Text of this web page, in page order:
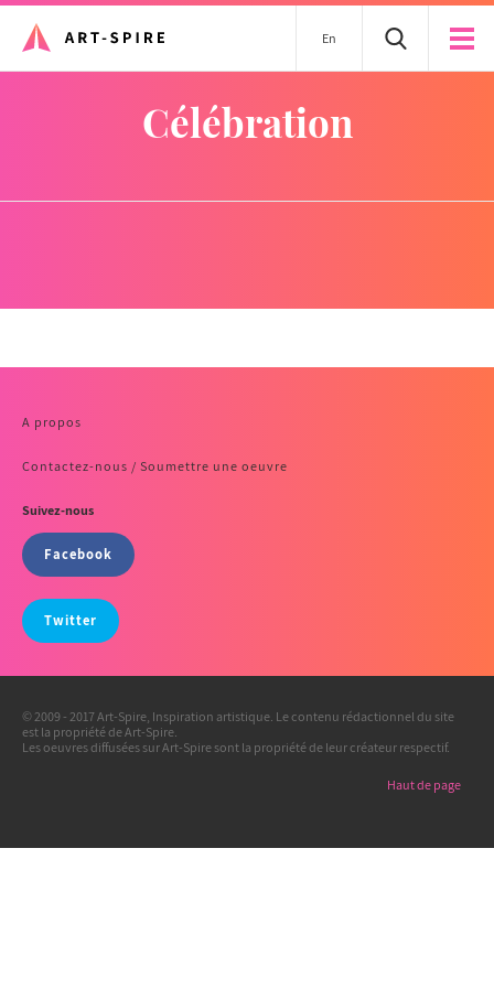
En
célébration
A propos
Contactez-nous / Soumettre une oeuvre
Suivez-nous
Facebook
Twitter
© 2009 - 2017 Art-Spire, Inspiration artistique. Le contenu rédactionnel du site
est la propriété de Art-Spire.
Les oeuvres diffusées sur Art-Spire sont la propriété de leur créateur respectif.
Haut de page